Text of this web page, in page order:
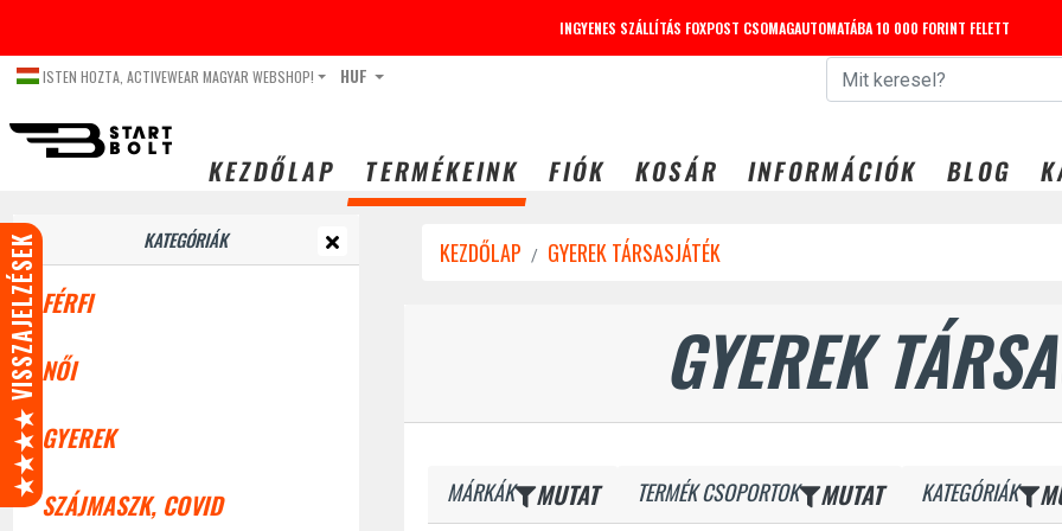
INGYENES SZÁLLÍTÁS FOXPOST CSOMAGAUTOMATÁBA 10 000 FORINT FELETT
ISTEN HOZTA, ACTIVEWEAR MAGYAR WEBSHOP! HUF
KEZDŐLAP TERMÉKEINK FIÓK KOSÁR INFORMÁCIÓK BLOG
KATEGÓRIÁK
FÉRFI
NŐI
GYEREK
SZÁJMASZK, COVID
KEZDŐLAP GYEREK TÁRSASJÁTÉK
GYEREK
MÁRKÁK MUTAT TERMÉK CSOPORTOK MUTAT KATEGÓRIÁK
★★★★ VISSZAJELZÉSEK